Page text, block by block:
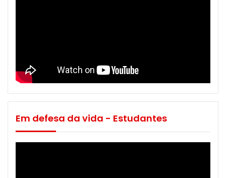
Em defesa da vida - Estudantes